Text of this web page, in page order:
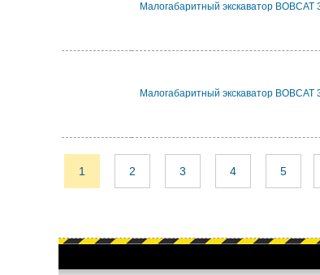
Малогабаритный экскаватор BOBCAT
Малогабаритный экскаватор BOBCAT
1 2 3 4 5